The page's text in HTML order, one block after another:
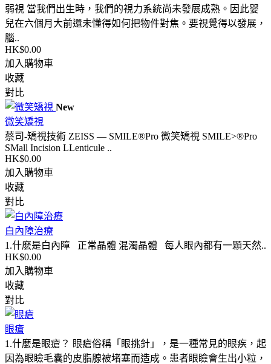
弱視 當我們出生時，我們的視力系統尚未發展成熟。因此婴
兒在六個月大前還未懂得如何把物件對焦。要視覺得以發展，
腦..
HK$0.00
加入購物車
收藏
對比
New
微笑矯視
蔡司-矯視技術 ZEISS — SMILE®Pro 微笑矯視 SMILE>®Pro
SMall Incision LLenticule ..
HK$0.00
加入購物車
收藏
對比
白內障治療
1.什麽是白內障 正常晶體 混濁晶體 每人眼內都有一顆天然..
HK$0.00
加入購物車
收藏
對比
眼瘡
1.什麼是眼瘡？ 眼瘡俗稱「眼挑針」，是一種常見的眼疾，起
因為眼瞼毛囊的皮脂腺被堵塞而造成。患者眼瞼會生出小粒，